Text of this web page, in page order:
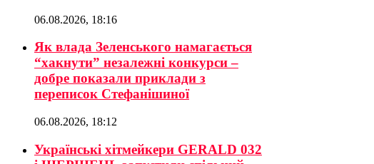
06.08.2026, 18:16
Як влада Зеленського намагається
“хакнути” незалежні конкурси –
добре показали приклади з
переписок Стефанішиної
06.08.2026, 18:12
Українські хітмейкери GERALD 032